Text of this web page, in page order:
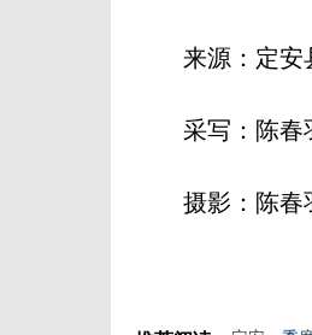
来源：定安
采写：陈春
摄影：陈春